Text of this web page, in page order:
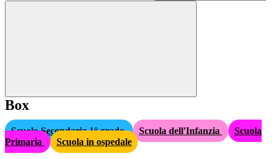
Box
Scuola Secondaria 1° grado Scuola dell'Infanzia
Scuola
Primaria
Scuola in ospedale